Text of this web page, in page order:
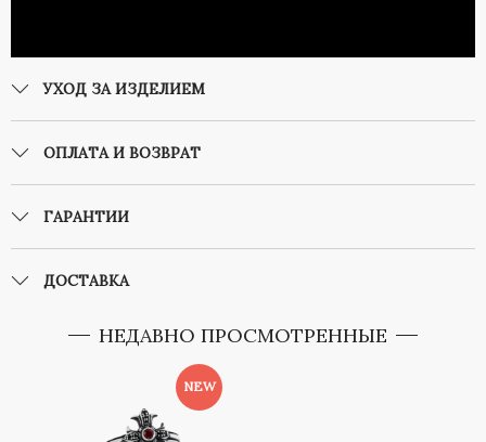
УХОД ЗА ИЗДЕЛИЕМ
ОПЛАТА И ВОЗВРАТ
ГАРАНТИИ
ДОСТАВКА
НЕДАВНО ПРОСМОТРЕННЫЕ